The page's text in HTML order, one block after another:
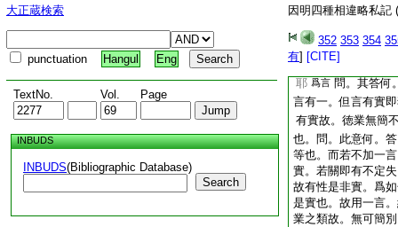
大正蔵検索
punctuation Hangul Eng
TextNo. Vol. Page
INBUDS
INBUDS(Bibliographic Database)
Search
因明四種相違略私記
352 353 354
有] [CITE]
種。約業句有五。
耶 爲言 問。其答何
言有一。但言有實
有實故。徳業無簡
也。問。此意何。
等也。而若不加一
實。若關即有不定
故有性是非實。爲
是實也。故用一言
業之類故。無可簡